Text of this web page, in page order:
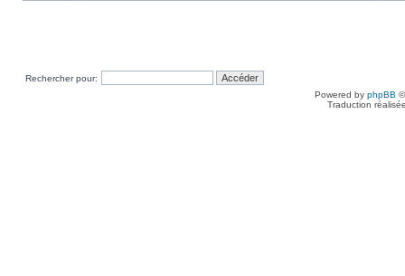
Rechercher pour:
Powered by phpBB
Traduction